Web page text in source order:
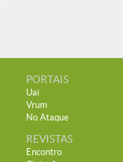
PORTAIS
Uai
Vrum
No Ataque
REVISTAS
Encontro